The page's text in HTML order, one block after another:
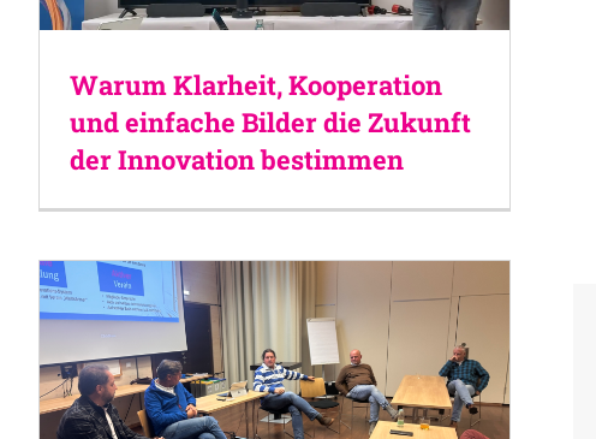
Warum Klarheit, Kooperation
und einfache Bilder die Zukunft
der Innovation bestimmen